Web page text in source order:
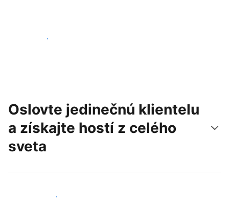
Začať ešte dnes
Oslovte jedinečnú klientelu
a získajte hostí z celého
sveta
Osloviť nových hostí